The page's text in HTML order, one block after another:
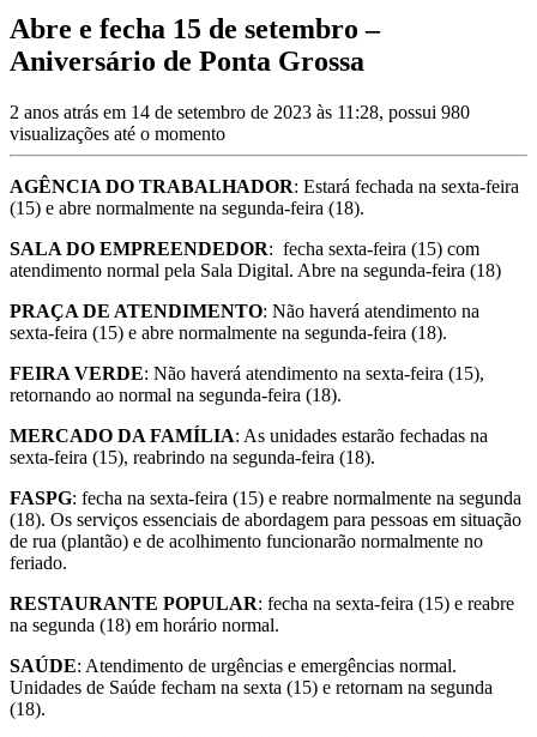
Abre e fecha 15 de setembro –
Aniversário de Ponta Grossa
2 anos atrás em 14 de setembro de 2023 às 11:28, possui 980
visualizações até o momento
AGÊNCIA DO TRABALHADOR: Estará fechada na sexta-feira
(15) e abre normalmente na segunda-feira (18).
SALA DO EMPREENDEDOR: fecha sexta-feira (15) com
atendimento normal pela Sala Digital. Abre na segunda-feira (18)
PRAÇA DE ATENDIMENTO: Não haverá atendimento na
sexta-feira (15) e abre normalmente na segunda-feira (18).
FEIRA VERDE: Não haverá atendimento na sexta-feira (15),
retornando ao normal na segunda-feira (18).
MERCADO DA FAMÍLIA: As unidades estarão fechadas na
sexta-feira (15), reabrindo na segunda-feira (18).
FASPG: fecha na sexta-feira (15) e reabre normalmente na segunda
(18). Os serviços essenciais de abordagem para pessoas em situação
de rua (plantão) e de acolhimento funcionarão normalmente no
feriado.
RESTAURANTE POPULAR: fecha na sexta-feira (15) e reabre
na segunda (18) em horário normal.
SAÚDE: Atendimento de urgências e emergências normal.
Unidades de Saúde fecham na sexta (15) e retornam na segunda
(18).